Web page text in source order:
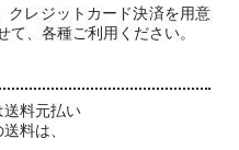
クレジットカード決済を用意
て、各種ご利用ください。
送料元払い
料は、